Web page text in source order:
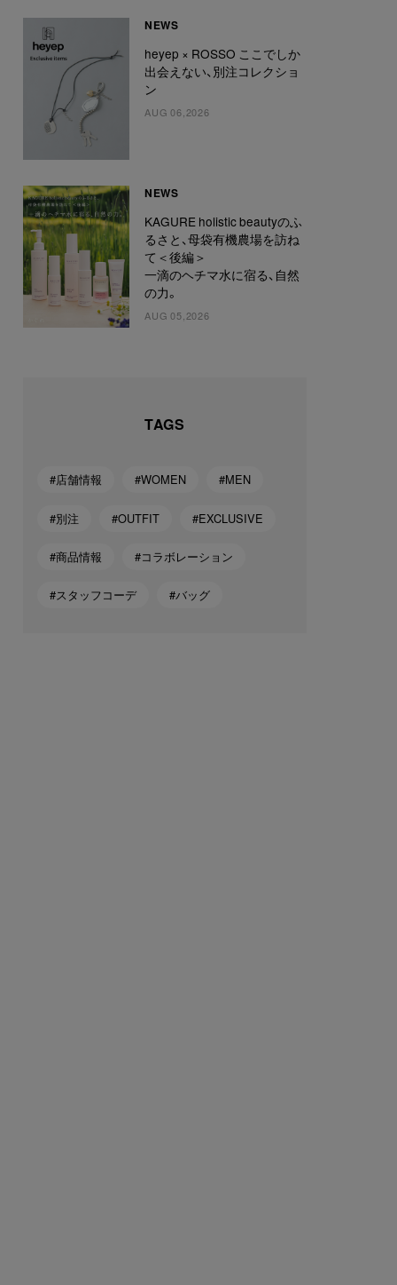
NEWS
heyep × ROSSO ここでしか
出会えない、別注コレクショ
ン
AUG 06,2026
NEWS
KAGURE holistic beautyのふ
るさと、母袋有機農場を訪ね
て＜後編＞
一滴のヘチマ水に宿る、自然
の力。
AUG 05,2026
TAGS
#店舗情報 #WOMEN #MEN
#別注 #OUTFIT #EXCLUSIVE
#商品情報 #コラボレーション
#スタッフコーデ #バッグ